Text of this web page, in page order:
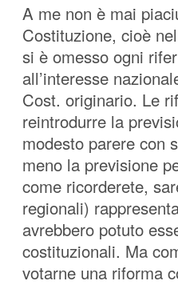
A me non è mai
Costituzione, cioè
si è omesso ogni
all’interesse
Cost. originario. Le
reintrodurre la
modesto parere con
meno la previsione
come ricorderete,
regionali)
avrebbero potuto
costituzionali. Ma
votarne una riforma